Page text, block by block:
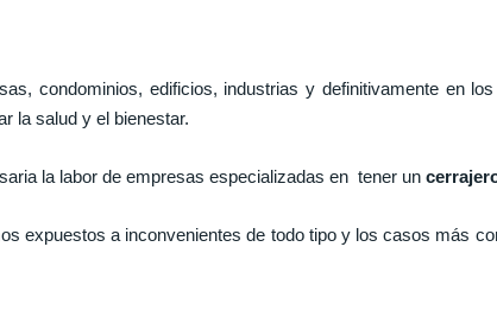
condominios, edificios, industrias y definitivamente en
la salud y el bienestar.
la labor de empresas especializadas en tener un
expuestos a inconvenientes de todo tipo y los casos más